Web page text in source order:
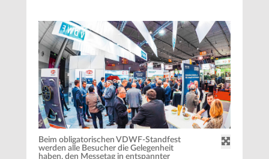
Beim obligatorischen VDWF-Standfest
werden alle Besucher die Gelegenheit
haben, den Messetag in entspannter